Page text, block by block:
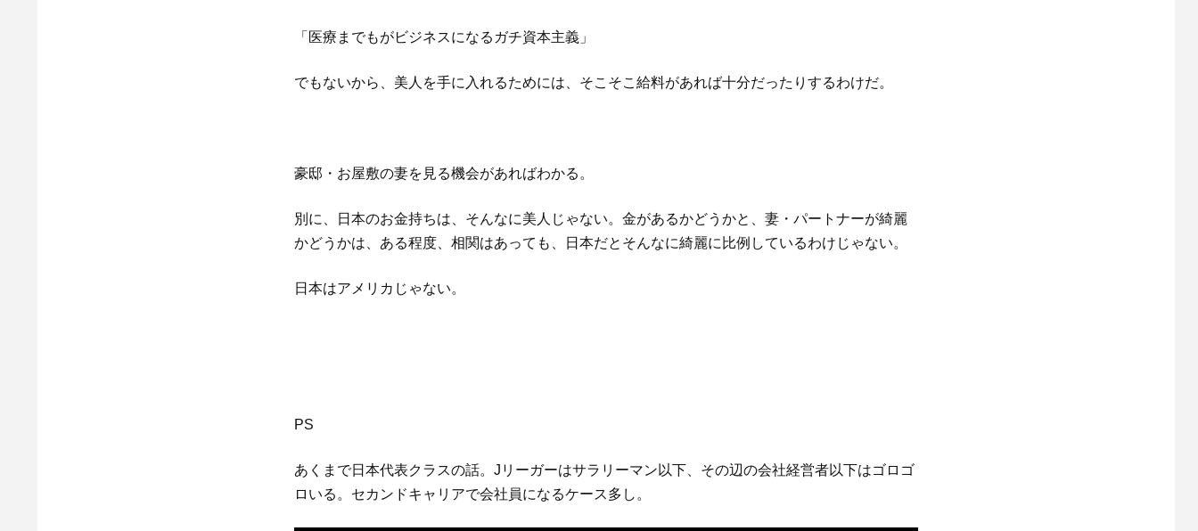
「医療までもがビジネスになるガチ資本主義」
でもないから、美人を手に入れるためには、そこそこ給料があれば十分だったりするわけだ。
豪邸・お屋敷の妻を見る機会があればわかる。
別に、日本のお金持ちは、そんなに美人じゃない。金があるかどうかと、妻・パートナーが綺麗
かどうかは、ある程度、相関はあっても、日本だとそんなに綺麗に比例しているわけじゃない。
日本はアメリカじゃない。
PS
あくまで日本代表クラスの話。Jリーガーはサラリーマン以下、その辺の会社経営者以下はゴロゴ
ロいる。セカンドキャリアで会社員になるケース多し。